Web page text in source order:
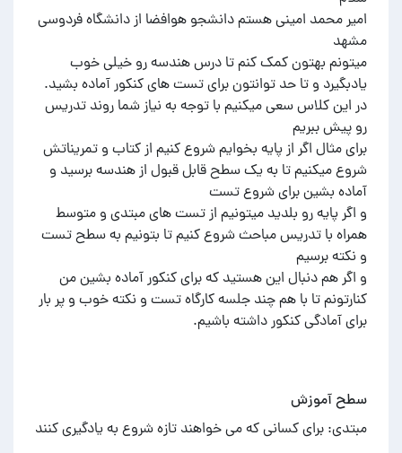
امیر محمد امینی هستم دانشجو هوافضا از دانشگاه فردوسی
میتونم بهتون کمک کنم تا درس هندسه رو خیلی خوب
در این کلاس سعی میکنیم با توجه به نیاز شما روند تدریس
برای مثال اگر از پایه بخوایم شروع کنیم از کتاب و تمریناتش
شروع میکنیم تا به یک سطح قابل قبول از هندسه برسید و
و اگر پایه رو بلدید میتونیم از تست های مبتدی و متوسط
همراه با تدریس مباحث شروع کنیم تا بتونیم به سطح تست
و اگر هم دنبال این هستید که برای کنکور آماده بشین من
کنارتونم تا با هم چند جلسه کارگاه تست و نکته خوب و پر بار
برای آمادگی کنکور داشته باشیم.
سطح آموزش
مبتدی: برای کسانی که می خواهند تازه شروع به یادگیری کنند